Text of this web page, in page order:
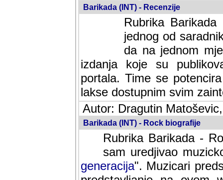
Barikada (INT) - Recenzije
Rubrika
jednog od
da na jednom
izdanja koje su
portala. Time se
lakse dostupnim svim
Autor: Dragutin
Barikada (INT) - Rock biografije
Rubrika Barikada -
sam uredjivao
generacija". Muzicari